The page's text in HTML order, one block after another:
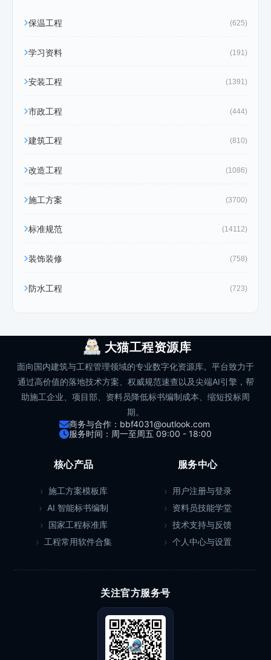
保温工程 (625)
学习资料 (191)
安装工程 (1391)
市政工程 (444)
建筑工程 (810)
改造工程 (1086)
施工方案 (3700)
标准规范 (14112)
装饰装修 (758)
防水工程 (723)
大猫工程资源库
面向国内建筑与工程管理领域的专业数字化资源库。平台致力于
通过高价值的落地技术方案、权威规范速查以及尖端AI引擎，帮
助施工企业、项目部、资料员降低标书编制成本、缩短投标周
期。
商务与合作：bbf4031@outlook.com
服务时间：周一至周五 09:00 - 18:00
核心产品
施工方案模板库
AI 智能标书编制
国家工程标准库
工程常用软件合集
服务中心
用户注册与登录
资料员技能学堂
技术支持与反馈
个人中心与设置
关注官方服务号